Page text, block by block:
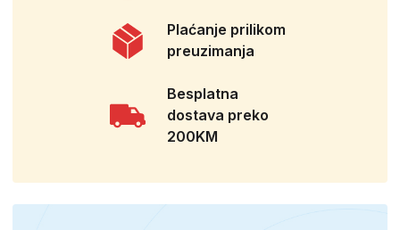
Plaćanje prilikom
preuzimanja
Besplatna
dostava preko
200KM